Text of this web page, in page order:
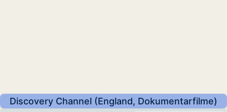
Discovery Channel (England, Dokumentarfilme)